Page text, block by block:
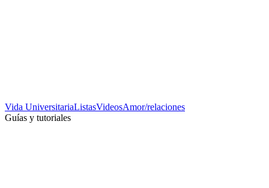
Vida UniversitariaListasVideosAmor/relaciones
Guías y tutoriales